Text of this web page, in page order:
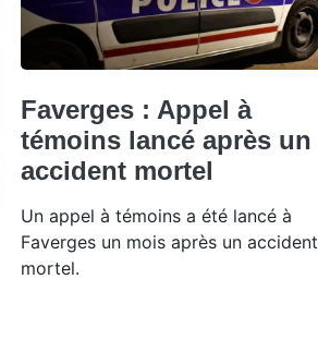
Faverges : Appel à
témoins lancé après un
accident mortel
Un appel à témoins a été lancé à
Faverges un mois après un accident
mortel.